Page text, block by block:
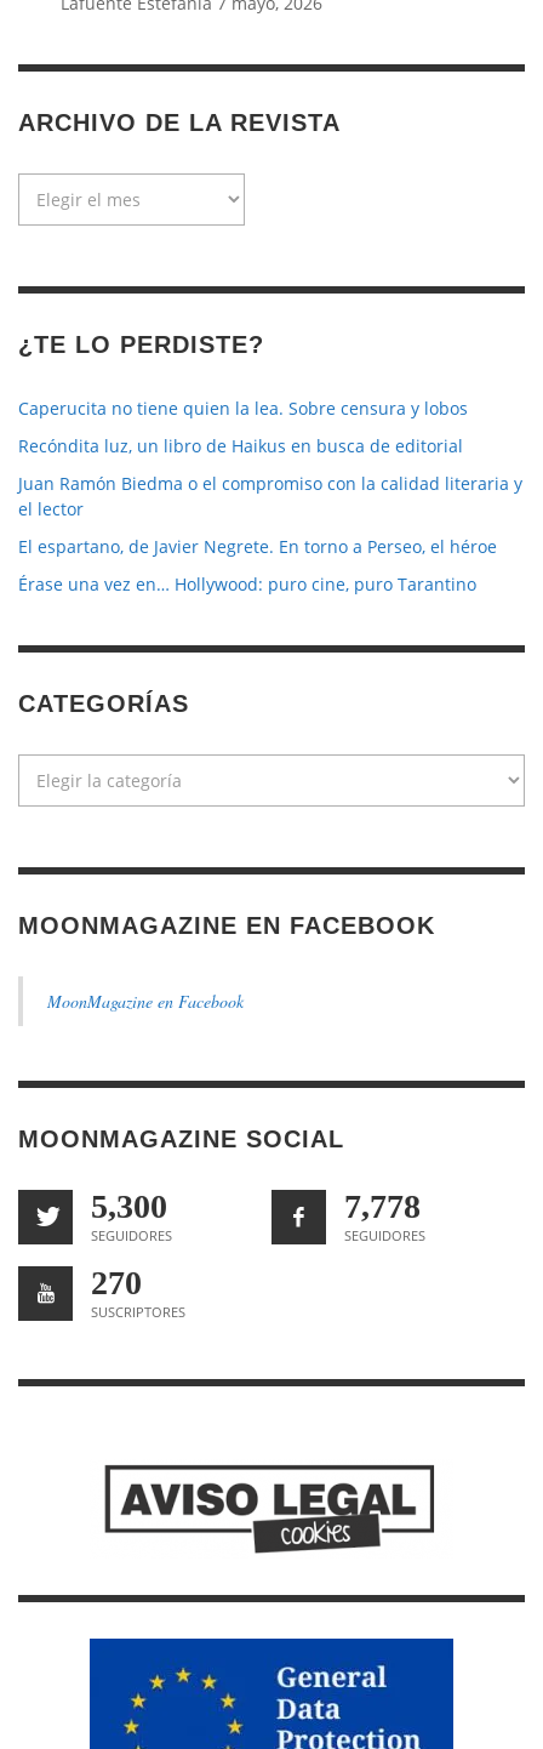
ARCHIVO DE LA REVISTA
¿TE LO PERDISTE?
Caperucita no tiene quien la lea. Sobre censura y lobos
Recóndita luz, un libro de Haikus en busca de editorial
Juan Ramón Biedma o el compromiso con la calidad literaria y
el lector
El espartano, de Javier Negrete. En torno a Perseo, el héroe
Érase una vez en… Hollywood: puro cine, puro Tarantino
CATEGORÍAS
MOONMAGAZINE EN FACEBOOK
MoonMagazine en Facebook
MOONMAGAZINE SOCIAL
5,300
SEGUIDORES
7,778
SEGUIDORES
270
SUSCRIPTORES